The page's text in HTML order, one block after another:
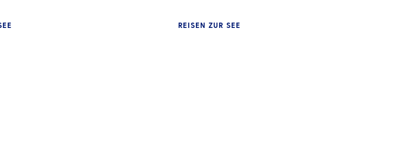
REISEN ZUR SEE